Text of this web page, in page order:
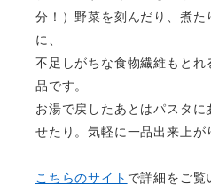
分！）野菜を刻んだり、煮た
に、
不足しがちな食物繊維もとれ
品です。
お湯で戻したあとはパスタ
せたり。気軽に一品出来上が
こちらのサイト で詳細をご覧